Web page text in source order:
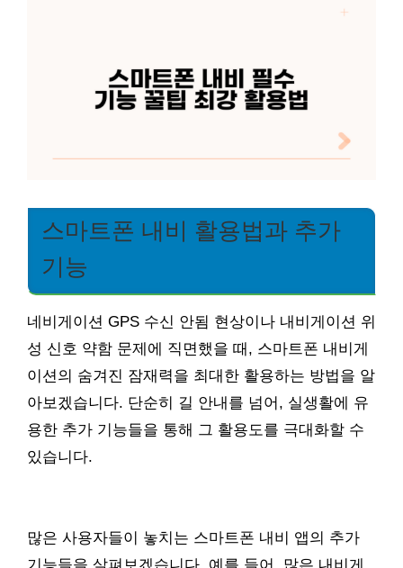
스마트폰 내비 활용법과 추가
기능
네비게이션 GPS 수신 안됨 현상이나 내비게이션 위
성 신호 약함 문제에 직면했을 때, 스마트폰 내비게
이션의 숨겨진 잠재력을 최대한 활용하는 방법을 알
아보겠습니다. 단순히 길 안내를 넘어, 실생활에 유
용한 추가 기능들을 통해 그 활용도를 극대화할 수
있습니다.
많은 사용자들이 놓치는 스마트폰 내비 앱의 추가